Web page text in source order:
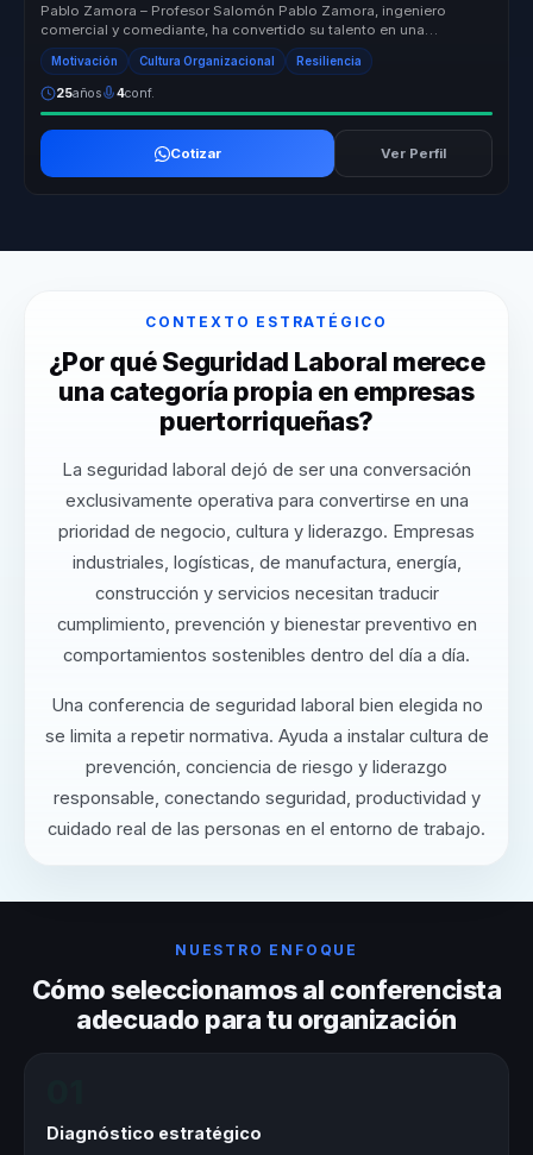
Pablo Zamora – Profesor Salomón Pablo Zamora, ingeniero
comercial y comediante, ha convertido su talento en una
herramienta para transfor...
Motivación Cultura Organizacional Resiliencia
25años 4conf.
Cotizar Ver Perfil
CONTEXTO ESTRATÉGICO
¿Por qué Seguridad Laboral merece
una categoría propia en empresas
puertorriqueñas?
La seguridad laboral dejó de ser una conversación
exclusivamente operativa para convertirse en una
prioridad de negocio, cultura y liderazgo. Empresas
industriales, logísticas, de manufactura, energía,
construcción y servicios necesitan traducir
cumplimiento, prevención y bienestar preventivo en
comportamientos sostenibles dentro del día a día.
Una conferencia de seguridad laboral bien elegida no
se limita a repetir normativa. Ayuda a instalar cultura de
prevención, conciencia de riesgo y liderazgo
responsable, conectando seguridad, productividad y
cuidado real de las personas en el entorno de trabajo.
NUESTRO ENFOQUE
Cómo seleccionamos al conferencista
adecuado para tu organización
Diagnóstico estratégico